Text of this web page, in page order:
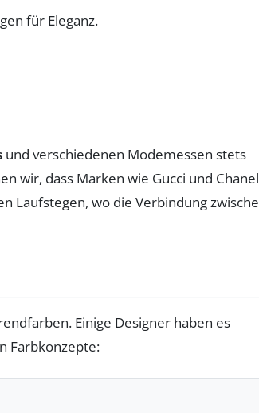
für Eleganz.
und verschiedenen Modemessen stets
wir, dass Marken wie Gucci und Chanel
Laufstegen, wo die Verbindung
Einige Designer haben es
Farbkonzepte: